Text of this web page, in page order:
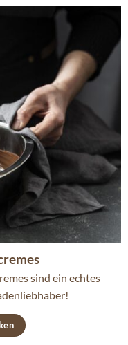
sind ein echtes